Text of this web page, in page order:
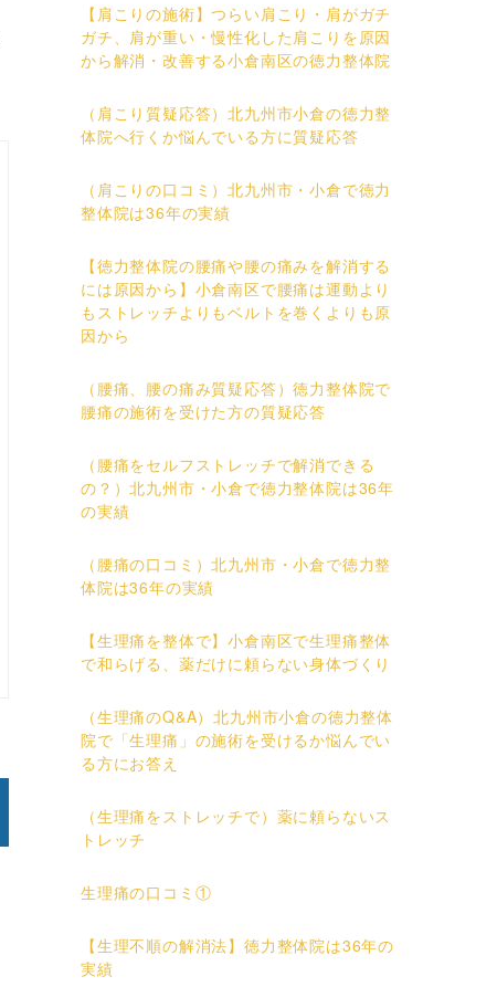
【肩こりの施術】つらい肩こり・肩がガチ
ガチ、肩が重い・慢性化した肩こりを原因
から解消・改善する小倉南区の徳力整体院
（肩こり質疑応答）北九州市小倉の徳力整
体院へ行くか悩んでいる方に質疑応答
（肩こりの口コミ）北九州市・小倉で徳力
整体院は36年の実績
【徳力整体院の腰痛や腰の痛みを解消する
には原因から】小倉南区で腰痛は運動より
もストレッチよりもベルトを巻くよりも原
因から
（腰痛、腰の痛み質疑応答）徳力整体院で
腰痛の施術を受けた方の質疑応答
（腰痛をセルフストレッチで解消できる
の？）北九州市・小倉で徳力整体院は36年
の実績
（腰痛の口コミ）北九州市・小倉で徳力整
体院は36年の実績
【生理痛を整体で】小倉南区で生理痛整体
で和らげる、薬だけに頼らない身体づくり
（生理痛のQ&A）北九州市小倉の徳力整体
院で「生理痛」の施術を受けるか悩んでい
る方にお答え
（生理痛をストレッチで）薬に頼らないス
トレッチ
生理痛の口コミ①
【生理不順の解消法】徳力整体院は36年の
実績